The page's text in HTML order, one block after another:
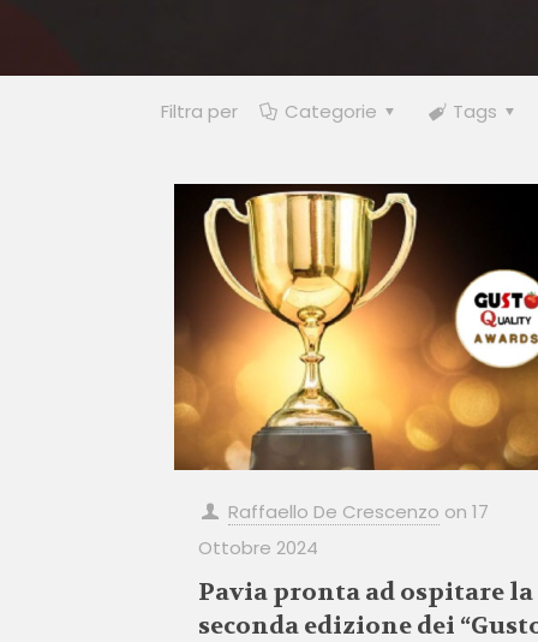
Filtra per Categorie Tags
Raffaello De Crescenzo on 17
Ottobre 2024
Pavia pronta ad ospitare la
seconda edizione dei